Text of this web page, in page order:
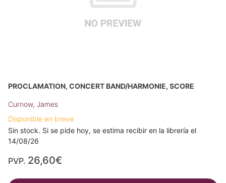
PROCLAMATION, CONCERT BAND/HARMONIE, SCORE
Curnow, James
Disponible en breve
Sin stock. Si se pide hoy, se estima recibir en la librería el
14/08/26
PVP. 26,60€